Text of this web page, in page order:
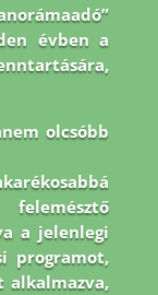
évben a
olcsóbb
a jelenlegi
programot,
alkalmazva,